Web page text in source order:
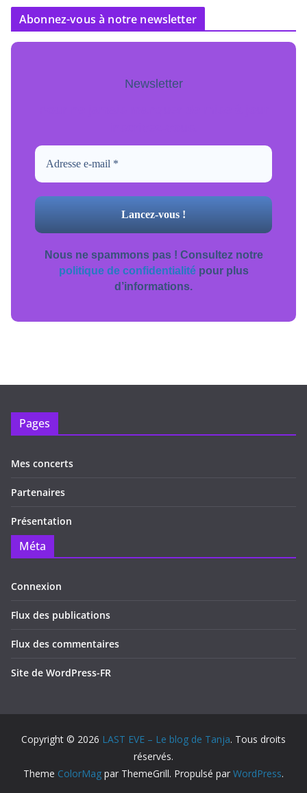
Abonnez-vous à notre newsletter
Newsletter
Nous ne spammons pas ! Consultez notre
politique de confidentialitépour plus
d’informations.
Pages
Mes concerts
Partenaires
Présentation
Méta
Connexion
Flux des publications
Flux des commentaires
Site de WordPress-FR
Copyright © 2026 LAST EVE – Le blog de Tanja. Tous droits
réservés.
Theme ColorMag par ThemeGrill. Propulsé par WordPress.